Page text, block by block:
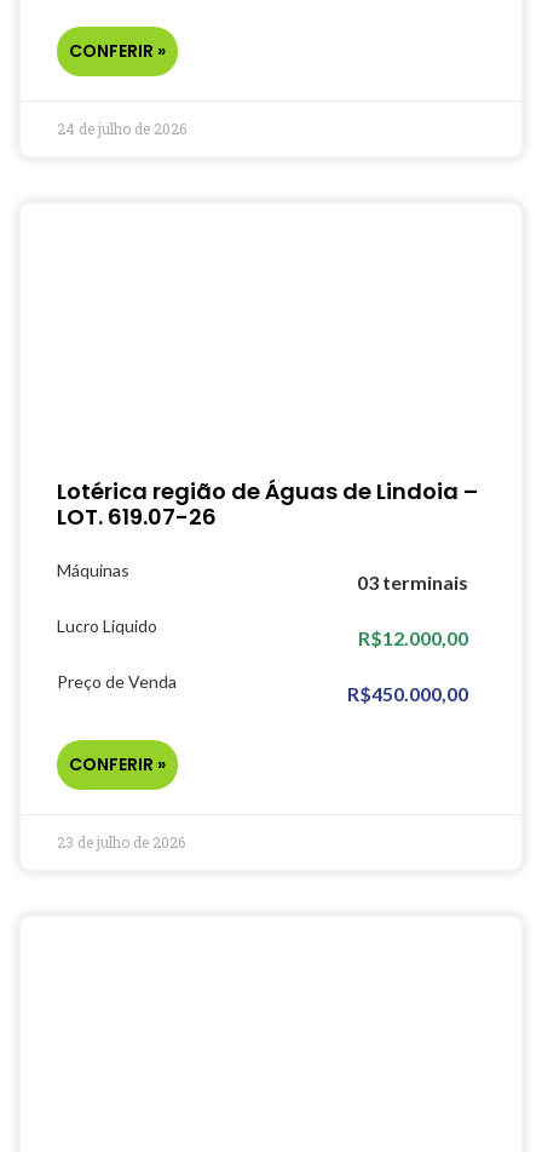
CONFERIR »
24 de julho de 2026
Lotérica região de Águas de Lindoia –
LOT. 619.07-26
Máquinas
03 terminais
Lucro Líquido
R$12.000,00
Preço de Venda
R$450.000,00
CONFERIR »
23 de julho de 2026